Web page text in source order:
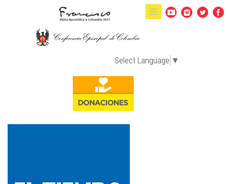
Pasar al contenido principal
Select Language ▼